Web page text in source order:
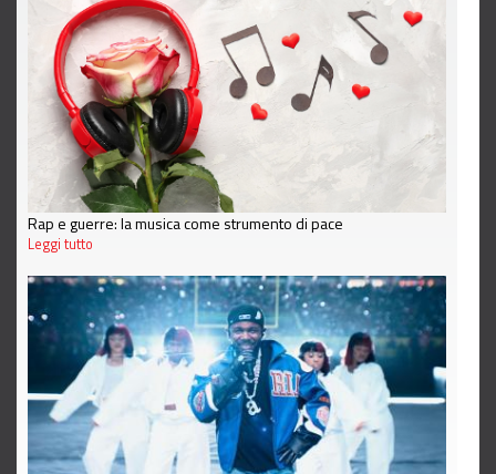
Rap e guerre: la musica come strumento di pace
Leggi tutto